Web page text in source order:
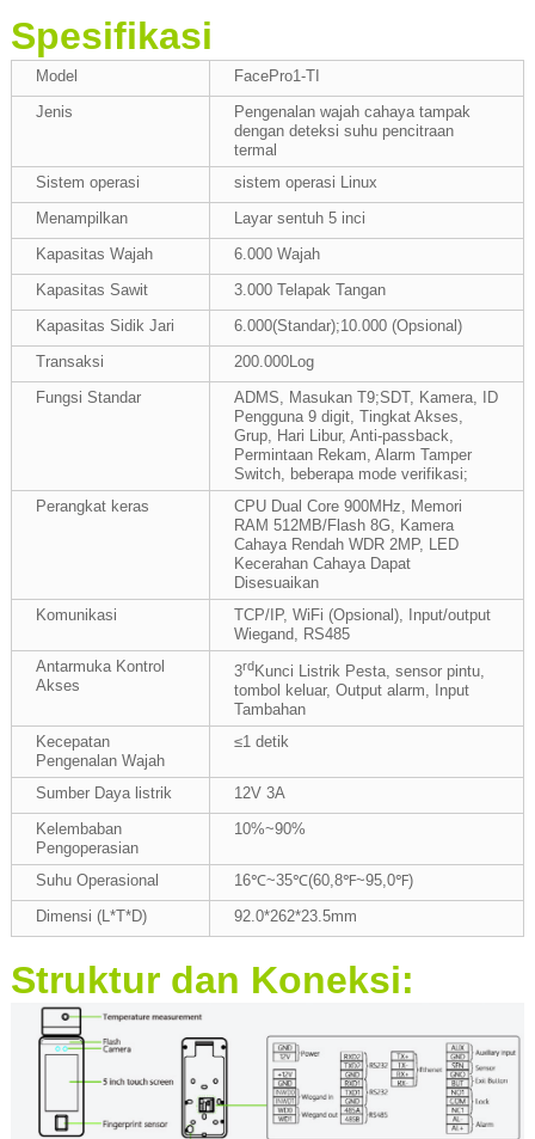
Spesifikasi
Model
FacePro1-TI
Jenis
Pengenalan wajah cahaya tampak
dengan deteksi suhu pencitraan
termal
Sistem operasi
sistem operasi Linux
Menampilkan
Layar sentuh 5 inci
Kapasitas Wajah
6.000 Wajah
Kapasitas Sawit
3.000 Telapak Tangan
Kapasitas Sidik Jari
6.000(Standar);10.000 (Opsional)
Transaksi
200.000Log
Fungsi Standar
ADMS, Masukan T9;SDT, Kamera, ID
Pengguna 9 digit, Tingkat Akses,
Grup, Hari Libur, Anti-passback,
Permintaan Rekam, Alarm Tamper
Switch, beberapa mode verifikasi;
Perangkat keras
CPU Dual Core 900MHz, Memori
RAM 512MB/Flash 8G, Kamera
Cahaya Rendah WDR 2MP, LED
Kecerahan Cahaya Dapat
Disesuaikan
Komunikasi
TCP/IP, WiFi (Opsional), Input/output
Wiegand, RS485
Antarmuka Kontrol
Akses
3rdKunci Listrik Pesta, sensor pintu,
tombol keluar, Output alarm, Input
Tambahan
Kecepatan
Pengenalan Wajah
≤1 detik
Sumber Daya listrik
12V 3A
Kelembaban
Pengoperasian
10%~90%
Suhu Operasional
16℃~35℃(60,8℉~95,0℉)
Dimensi (L*T*D)
92.0*262*23.5mm
Struktur dan Koneksi: